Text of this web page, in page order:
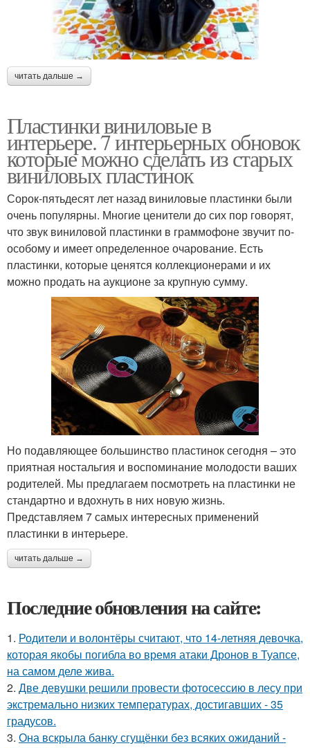
читать дальше →
Пластинки виниловые в
интерьере. 7 интерьерных обновок
которые можно сделать из старых
виниловых пластинок
Сорок-пятьдесят лет назад виниловые пластинки были
очень популярны. Многие ценители до сих пор говорят,
что звук виниловой пластинки в граммофоне звучит по-
особому и имеет определенное очарование. Есть
пластинки, которые ценятся коллекционерами и их
можно продать на аукционе за крупную сумму.
Но подавляющее большинство пластинок сегодня – это
приятная ностальгия и воспоминание молодости ваших
родителей. Мы предлагаем посмотреть на пластинки не
стандартно и вдохнуть в них новую жизнь.
Представляем 7 самых интересных применений
пластинки в интерьере.
читать дальше →
Последние обновления на сайте:
1. Родители и волонтёры считают, что 14-летняя девочка,
которая якобы погибла во время атаки Дронов в Туапсе,
на самом деле жива.
2. Две девушки решили провести фотосессию в лесу при
экстремально низких температурах, достигавших - 35
градусов.
3. Она вскрыла банку сгущёнки без всяких ожиданий -